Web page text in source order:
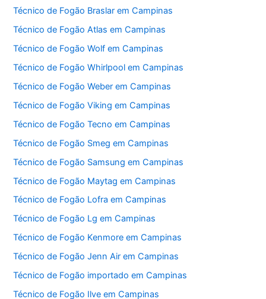
Técnico de Fogão Braslar em Campinas
Técnico de Fogão Atlas em Campinas
Técnico de Fogão Wolf em Campinas
Técnico de Fogão Whirlpool em Campinas
Técnico de Fogão Weber em Campinas
Técnico de Fogão Viking em Campinas
Técnico de Fogão Tecno em Campinas
Técnico de Fogão Smeg em Campinas
Técnico de Fogão Samsung em Campinas
Técnico de Fogão Maytag em Campinas
Técnico de Fogão Lofra em Campinas
Técnico de Fogão Lg em Campinas
Técnico de Fogão Kenmore em Campinas
Técnico de Fogão Jenn Air em Campinas
Técnico de Fogão importado em Campinas
Técnico de Fogão Ilve em Campinas